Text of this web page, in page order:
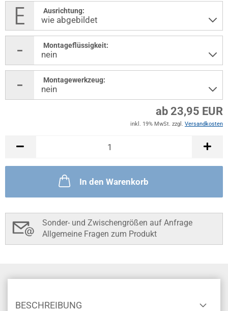
Ausrichtung:
Montageflüssigkeit:
Montagewerkzeug:
ab 23,95 EUR
inkl. 19% MwSt. zzgl. Versandkosten
In den Warenkorb
Sonder- und Zwischengrößen auf Anfrage
Allgemeine Fragen zum Produkt
BESCHREIBUNG